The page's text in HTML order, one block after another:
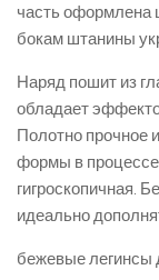
часть оформлена
бокам штанины
Наряд пошит из
обладает
Полотно прочное
формы в процессе
гигроскопичная.
идеально
бежевые легинсы